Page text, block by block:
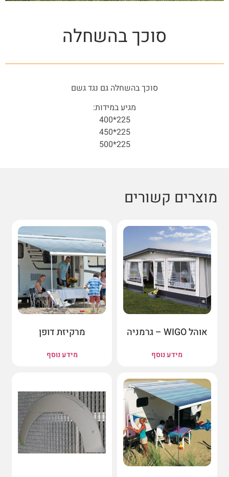
סוכך בהשחלה
סוכך בהשחלה גם נגד גשם
מגיע במידות:
225*400
225*450
225*500
מוצרים קשורים
אוהל WIGO – גרמניה
מידע נוסף
מרקיזת דופן
מידע נוסף